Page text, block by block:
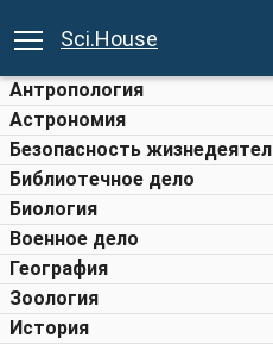
Sci.House
Антропология
Астрономия
Безопасность
Библиотечное дело
Биология
Военное дело
География
Зоология
История